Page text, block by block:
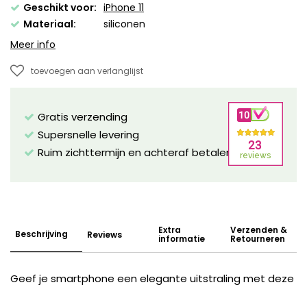
Geschikt voor: iPhone 11
Materiaal:
siliconen
Meer info
toevoegen aan verlanglijst
Gratis verzending
Supersnelle levering
Ruim zichttermijn en achteraf betalen mogelijk!
Beschrijving Reviews Extra
informatie
Verzenden &
Retourneren
Geef je smartphone een elegante uitstraling met deze